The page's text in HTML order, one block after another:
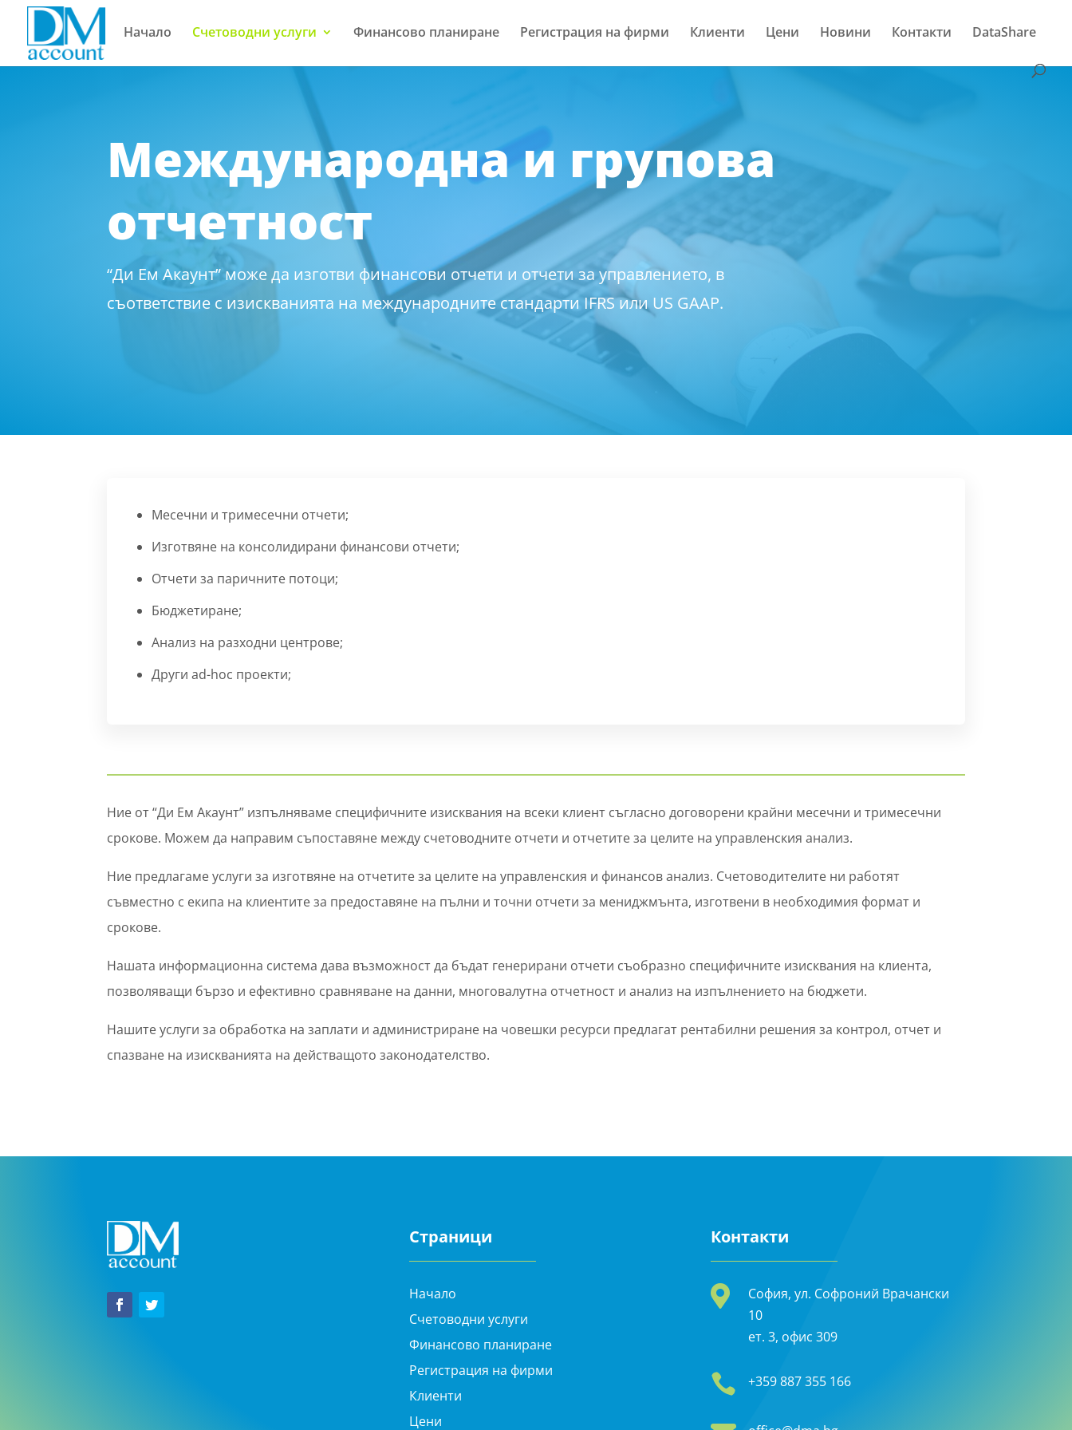
Начало Счетоводни услуги Финансово планиране Регистрация на фирми Клиенти Цени Новини Контакти DataShare
Международна и групова
отчетност
“Ди Ем Акаунт” може да изготви финансови отчети и отчети за управлението, в
съответствие с изискванията на международните стандарти IFRS или US GAAP.
Месечни и тримесечни отчети;
Изготвяне на консолидирани финансови отчети;
Отчети за паричните потоци;
Бюджетиране;
Анализ на разходни центрове;
Други ad-hoc проекти;
Ние от “Ди Ем Акаунт” изпълняваме специфичните изисквания на всеки клиент съгласно договорени крайни месечни и тримесечни
срокове. Можем да направим съпоставяне между счетоводните отчети и отчетите за целите на управленския анализ.
Ние предлагаме услуги за изготвяне на отчетите за целите на управленския и финансов анализ. Счетоводителите ни работят
съвместно с екипа на клиентите за предоставяне на пълни и точни отчети за мениджмънта, изготвени в необходимия формат и
срокове.
Нашата информационна система дава възможност да бъдат генерирани отчети съобразно специфичните изисквания на клиента,
позволяващи бързо и ефективно сравняване на данни, многовалутна отчетност и анализ на изпълнението на бюджети.
Нашите услуги за обработка на заплати и администриране на човешки ресурси предлагат рентабилни решения за контрол, отчет и
спазване на изискванията на действащото законодателство.
Страници
Начало
Счетоводни услуги
Финансово планиране
Регистрация на фирми
Клиенти
Цени
Контакти

София, ул. Софроний Врачански
10
ет. 3, офис 309
 +359 887 355 166